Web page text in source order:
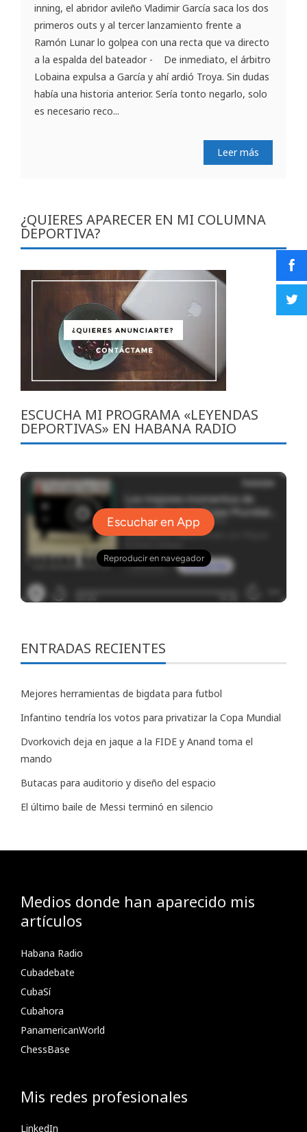
inning, el abridor avileño Vladimir García saca los dos
primeros outs y al tercer lanzamiento frente a
Ramón Lunar lo golpea con una recta que va directo
a la espalda del bateador - De inmediato, el árbitro
Lobaina expulsa a García y ahí ardió Troya. Sin dudas
había una historia anterior. Sería tonto negarlo, solo
es necesario reco...
Leer más
¿QUIERES APARECER EN MI COLUMNA
DEPORTIVA?
ESCUCHA MI PROGRAMA «LEYENDAS
DEPORTIVAS» EN HABANA RADIO
ENTRADAS RECIENTES
Mejores herramientas de bigdata para futbol
Infantino tendría los votos para privatizar la Copa Mundial
Dvorkovich deja en jaque a la FIDE y Anand toma el
mando
Butacas para auditorio y diseño del espacio
El último baile de Messi terminó en silencio
Medios donde han aparecido mis
artículos
Habana Radio
Cubadebate
CubaSí
Cubahora
PanamericanWorld
ChessBase
Mis redes profesionales
LinkedIn